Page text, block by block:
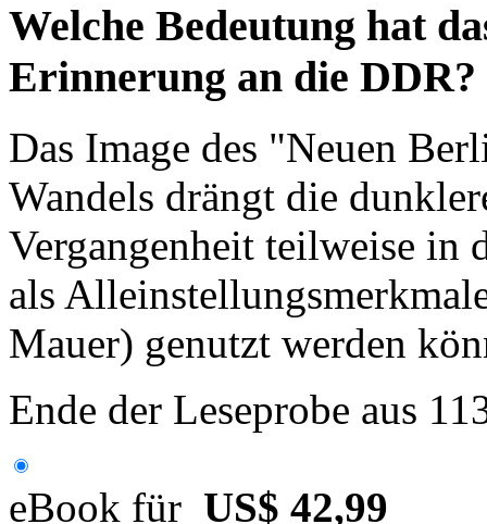
Welche Bedeutung hat
Erinnerung an die DDR?
Das Image des "Neuen
Wandels drängt die
Vergangenheit teilweise in
als
Mauer) genutzt werden
Ende der Leseprobe aus
eBook für US$ 42,99